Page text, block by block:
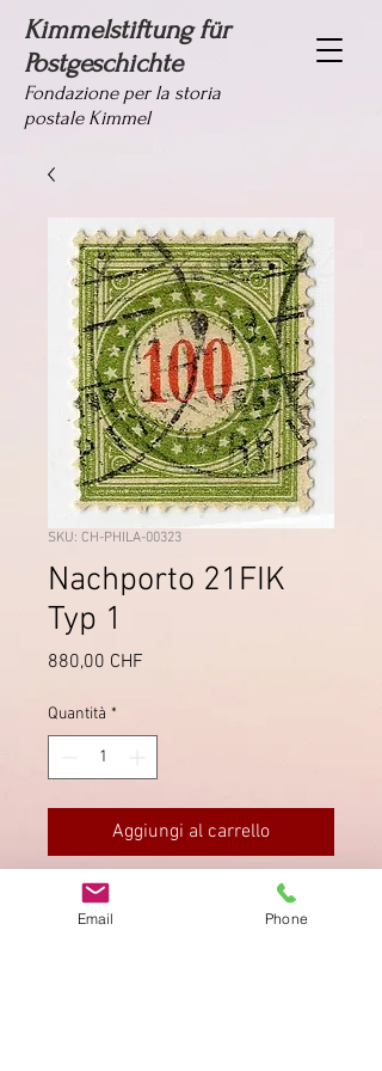
Kimmelstiftung für
Postgeschichte
Fondazione per la storia
postale Kimmel
SKU: CH-PHILA-00323
Nachporto 21FIK
Typ 1
880,00 CHF
Quantità *
Aggiungi al carrello
Sehr seltene Typ 1 in
gutem Zustand. Inklusive Attest P.
Email Phone